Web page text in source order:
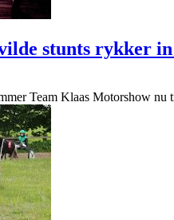
stunts rykker
Team Klaas Motorshow